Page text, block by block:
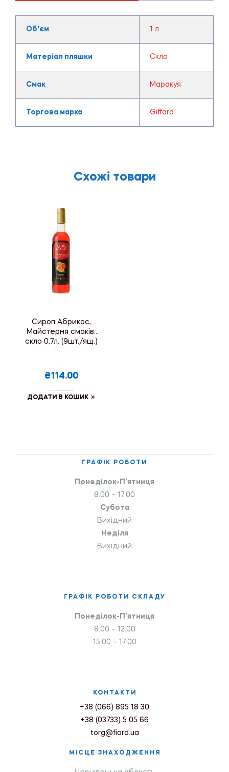
Об'єм 1 л
Матеріал пляшки Скло
Смак Маракуя
Торгова марка Giffard
Схожі товари
Сироп Абрикос,
Майстерня смаків,
скло 0,7л. (9шт./ящ.)
₴114.00
ДОДАТИ В КОШИК
ГРАФІК РОБОТИ
Понеділок-П’ятниця
8.00 – 17.00
Субота
Вихідний
Неділя
Вихідний
ГРАФІК РОБОТИ СКЛАДУ
Понеділок-П’ятниця
8.00 – 12.00
15.00 – 17.00
КОНТАКТИ
+38 (066) 895 18 30
+38 (03733) 5 05 66
torg@fiord.ua
МІСЦЕ ЗНАХОДЖЕННЯ